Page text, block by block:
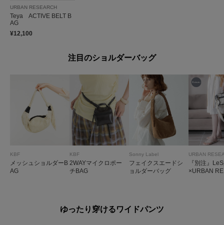
URBAN RESEARCH
Teya ACTIVE BELT B
AG
¥12,100
注目のショルダーバッグ
KBF
メッシュショルダーB
AG
KBF
2WAYマイクロポー
チBAG
Sonny Label
フェイクスエードシ
ョルダーバッグ
URBAN
『別注』
×URBAN
ゆったり穿けるワイドパンツ